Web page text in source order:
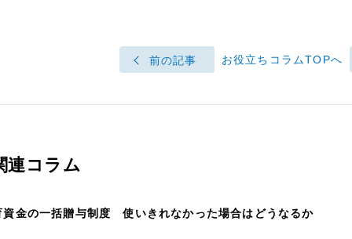
前の記事 お役立ちコラムTOPへ
連コラム
資金の一括贈与制度 使いきれなかった場合はどうなるか